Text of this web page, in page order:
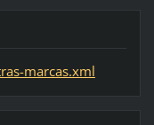
marcas.xml